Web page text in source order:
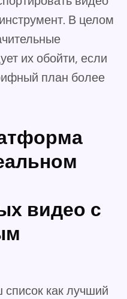
В целом
их обойти, если
план более
видео с
как лучший